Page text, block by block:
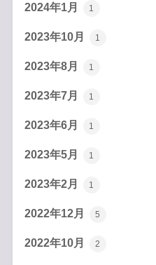
2024年1月 1
2023年10月 1
2023年8月 1
2023年7月 1
2023年6月 1
2023年5月 1
2023年2月 1
2022年12月 5
2022年10月 2